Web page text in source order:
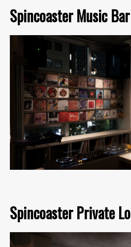
Spincoaster Music
Spincoaster Private